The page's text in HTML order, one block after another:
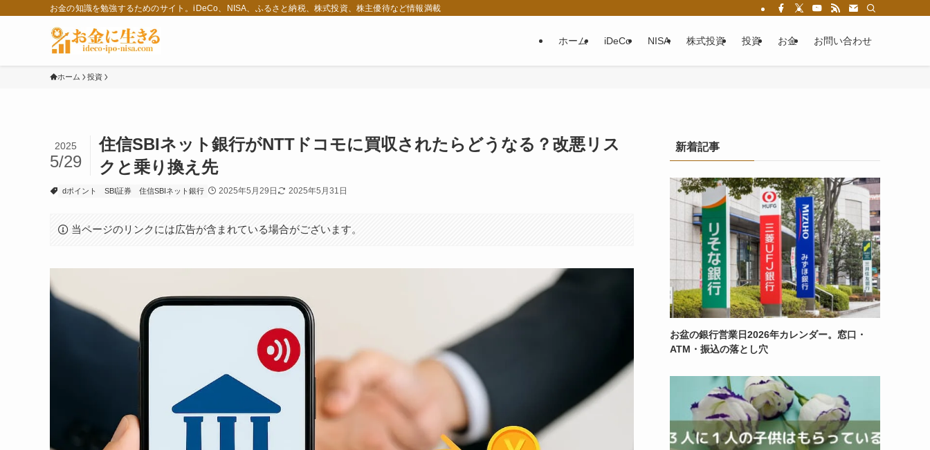
お金の知識を勉強するためのサイト。iDeCo、NISA、ふるさと納税、株式投資、株主優待など情報満載
ホーム iDeCo NISA 株式投資 投資 お金 お問い合わせ
ホーム 投資
住信SBIネット銀行がNTTドコモに買収されたらどうなる？改悪リス
クと乗り換え先
2025
5/29
dポイント SBI証券 住信SBIネット銀行 2025年5月29日 2025年5月31日
当ページのリンクには広告が含まれている場合がございます。
新着記事
お盆の銀行営業日2026年カレンダー。窓口・
ATM・振込の落とし穴